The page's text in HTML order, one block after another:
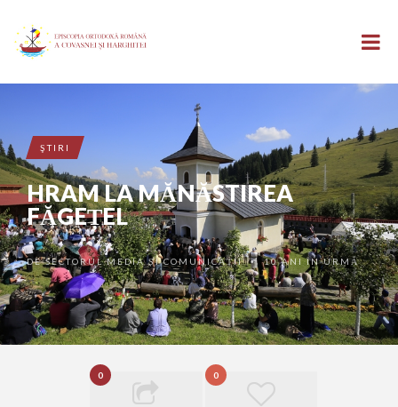
ŞTIRI
HRAM LA MĂNĂSTIREA
FĂGEȚEL
DESECTORUL MEDIA ȘI COMUNICAȚII • 10 ANI ÎN URMĂ
0 0